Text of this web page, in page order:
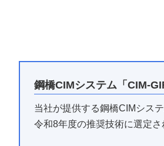
鋼橋CIMシステム「CIM-
当社が提供する鋼橋CIMシス
令和8年度の推奨技術に選定